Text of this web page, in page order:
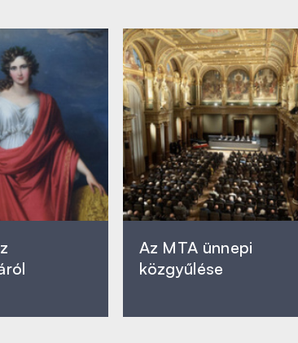
Az MTA ünnepi
közgyűlése